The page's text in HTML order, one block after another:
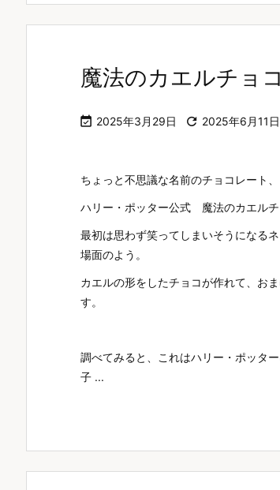
魔法のカエルチョ
 2025年3月29日  2025年6月11日
ちょっと不思議な名前のチョコレート
ハリー・ポッター公式 魔法のカエル
最初は思わず笑ってしまいそうになる
場面のよう。
カエルの形をしたチョコが作れて、お
す。
調べてみると、これはハリー・ポッタ
子 ...